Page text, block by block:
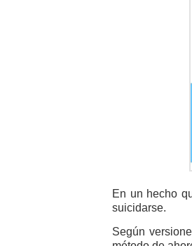
En un hecho
suicidarse.
Según